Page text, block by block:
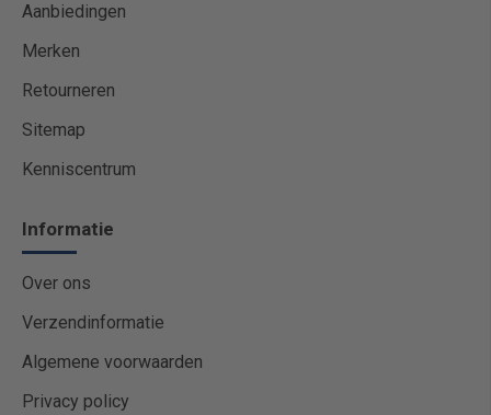
Aanbiedingen
Merken
Retourneren
Sitemap
Kenniscentrum
Informatie
Over ons
Verzendinformatie
Algemene voorwaarden
Privacy policy